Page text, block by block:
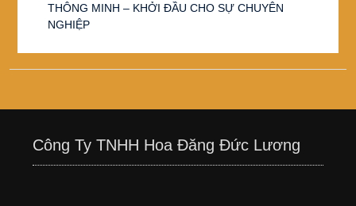
THÔNG MINH – KHỞI ĐẦU CHO SỰ CHUYÊN
NGHIỆP
Công Ty TNHH Hoa Đăng Đức Lương